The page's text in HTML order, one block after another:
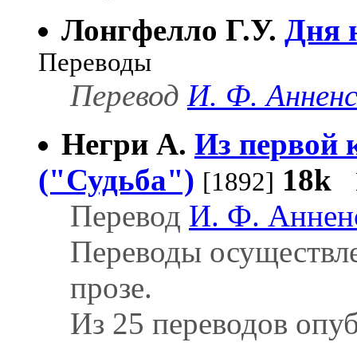
Лонгфелло Г.У. Дня
Переводы
Перевод И. Ф.
Негри А. Из первой
("Судьба") [1892] 18k
Перевод И. Ф.
Переводы
прозе.
Из 25 переводов